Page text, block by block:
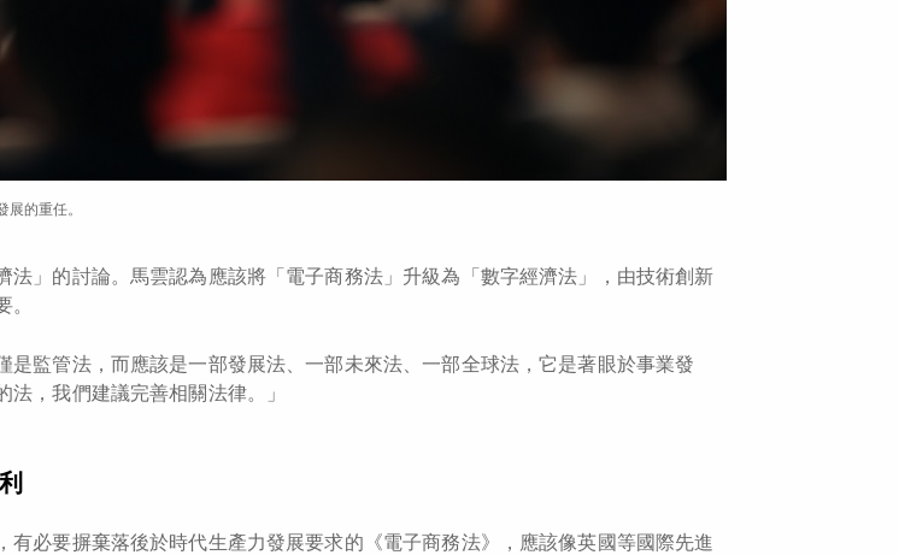
的重任。
法」的討論。馬雲認為應該將「電子商務法」升級為「數字經濟法」，由技術創新
是監管法，而應該是一部發展法、一部未來法、一部全球法，它是著眼於事業發
，我們建議完善相關法律。」
有必要摒棄落後於時代生產力發展要求的《電子商務法》，應該像英國等國際先進